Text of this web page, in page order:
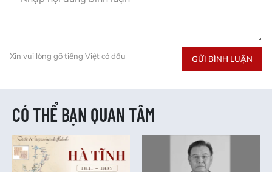
Xin vui lòng gõ tiếng Việt có dấu GỬI BÌNH LUẬN
CÓ THỂ BẠN QUAN TÂM